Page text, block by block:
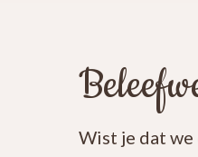
Wist je dat